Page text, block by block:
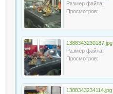
Размер файла:
Просмотров:
1388343230187.jpg
Размер файла:
Просмотров:
1388343234114.jpg